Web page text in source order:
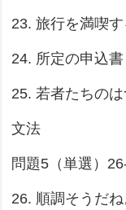
23. 旅行を満喫す
24. 所定の申込書
25. 若者たちの
文法
問題5（単選）
26. 順調そうだ